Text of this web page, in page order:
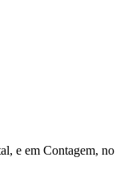
e em Contagem, no